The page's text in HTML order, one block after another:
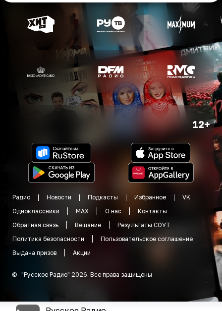
12+
Радио Новости Подкасты Избранное
VK
Одноклассники
MAX О нас
Контакты
Обратная связь
Вещание
Результаты СОУТ
Политика безопасности
Пользовательское соглашение
Выдача призов
Акции
© "Русское Радио" 2026. Все права защищены